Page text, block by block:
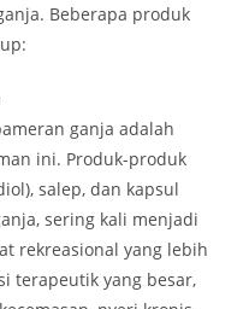
Beberapa produk
ganja adalah
ini. Produk-produk
salep, dan kapsul
sering kali menjadi
rekreasional yang lebih
terapeutik yang besar,